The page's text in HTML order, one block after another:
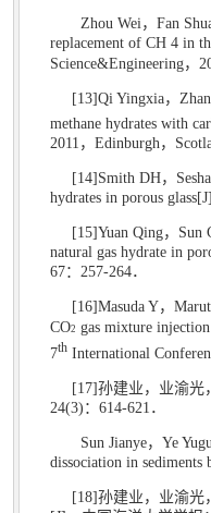
Zhou Wei， Fan
replacement of CH 4 in
Science&Engineering，
[13]Qi Yingxia，
methane hydrates with
2011 ， Edinburgh，
[14]Smith DH，
hydrates in porous glass[J]
[15]Yuan Qing， Sun
natural gas hydrate in
67： 257-264．
[16]Masuda Y，
CO2 gas mixture injection
7th International
[17]孙建业，业渝光
24(3) ： 614-621 ．
Sun Jianye， Ye
dissociation in sediments
[18]孙建业，业渝光